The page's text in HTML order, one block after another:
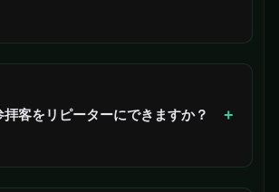
客をリピーターにできますか？ +